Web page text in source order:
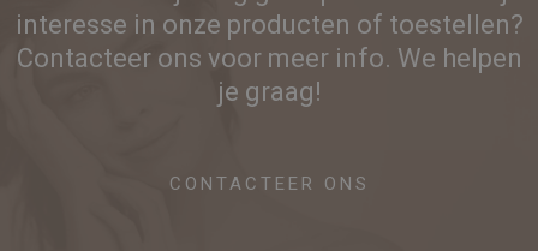
interesse in onze producten of toestellen?
Contacteer ons voor meer info. We helpen
je graag!
CONTACTEER ONS